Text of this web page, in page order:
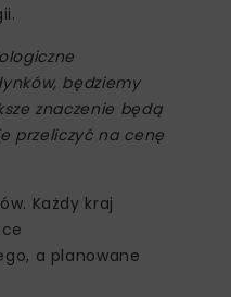
będziemy
znaczenie będą
przeliczyć na cenę
Każdy kraj
a planowane